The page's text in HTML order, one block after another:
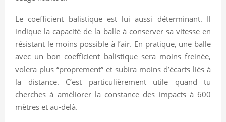
Le coefficient balistique est lui aussi déterminant. Il
indique la capacité de la balle à conserver sa vitesse en
résistant le moins possible à l’air. En pratique, une balle
avec un bon coefficient balistique sera moins freinée,
volera plus “proprement” et subira moins d’écarts liés à
la distance. C’est particulièrement utile quand tu
cherches à améliorer la constance des impacts à 600
mètres et au-delà.